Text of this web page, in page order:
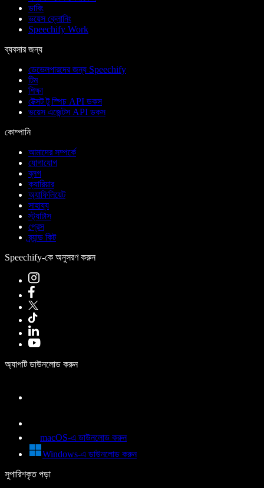
ডাবিং
ভয়েস ক্লোনিং
Speechify Work
ব্যবসার জন্য
ডেভেলপারদের জন্য Speechify
টিম
শিক্ষা
টেক্সট টু স্পিচ API ডকস
ভয়েস এজেন্টস API ডকস
কোম্পানি
আমাদের সম্পর্কে
যোগাযোগ
ব্লগ
ক্যারিয়ার
অ্যাফিলিয়েট
সাহায্য
স্ট্যাটাস
প্রেস
ব্র্যান্ড কিট
Speechify-কে অনুসরণ করুন
অ্যাপটি ডাউনলোড করুন
macOS-এ ডাউনলোড করুন
Windows-এ ডাউনলোড করুন
সুপারিশকৃত পড়া